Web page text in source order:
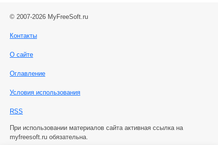
© 2007-2026 MyFreeSoft.ru
Контакты
О сайте
Оглавление
Условия использования
RSS
При использовании материалов сайта активная ссылка на
myfreesoft.ru обязательна.